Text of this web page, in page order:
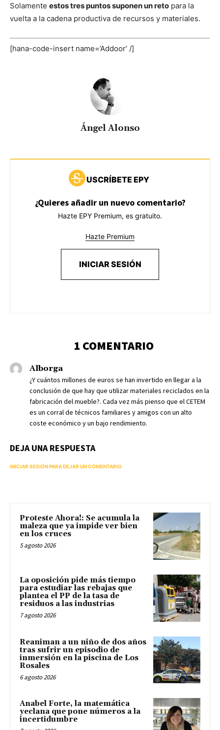
Solamente estos tres puntos suponen un reto para la
vuelta a la cadena productiva de recursos y materiales.
[hana-code-insert name=’Addoor’ /]
Ángel Alonso
USCRÍBETE EPY
¿Quieres añadir un nuevo comentario?
Hazte EPY Premium, es gratuito.
Hazte Premium
INICIAR SESIÓN
1 COMENTARIO
Alborga
¿Y cuántos millones de euros se han invertido en llegar a la
conclusión de que hay que utilizar materiales reciclados en la
fabricación del mueble?. Cada vez más pienso que el CETEM
es un corral de técnicos familiares y amigos con un alto
coste económico y un bajo rendimiento.
DEJA UNA RESPUESTA
INICIAR SESIÓN PARA DEJAR UN COMENTARIO
Proteste Ahora!: Se acumula la
maleza que ya impide ver bien
en los cruces
5 agosto 2026
La oposición pide más tiempo
para estudiar las rebajas que
plantea el PP de la tasa de
residuos a las industrias
7 agosto 2026
Reaniman a un niño de dos años
tras sufrir un episodio de
inmersión en la piscina de Los
Rosales
6 agosto 2026
Anabel Forte, la matemática
yeclana que pone números a la
incertidumbre